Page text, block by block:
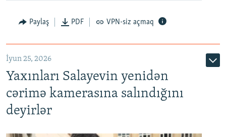
Paylaş PDF VPN-siz açmaq
İyun 25, 2026
Yaxınları Salayevin yenidən
cərimə kamerasına salındığını
deyirlər